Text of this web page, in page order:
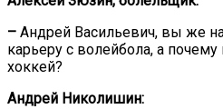
– Андрей Васильевич, вы же
карьеру с волейбола, а почему
хоккей?
Андрей Николишин: